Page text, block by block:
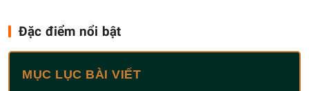
Đặc điểm nổi bật
MỤC LỤC BÀI VIẾT